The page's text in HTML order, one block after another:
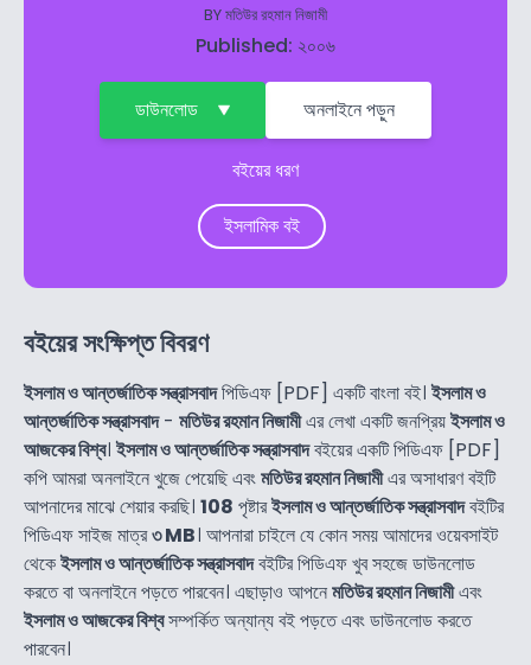
BYমতিউর রহমান নিজামী
Published: ২০০৬
ডাউনলোড অনলাইনে পড়ুন
বইয়ের ধরণ
ইসলামিক বই
বইয়ের সংক্ষিপ্ত বিবরণ
ইসলাম ও আন্তর্জাতিক সন্ত্রাসবাদপিডিএফ [PDF] একটি বাংলা বই। ইসলাম ও
আন্তর্জাতিক সন্ত্রাসবাদ- মতিউর রহমান নিজামীএর লেখা একটি জনপ্রিয়ইসলাম ও
আজকের বিশ্ব। ইসলাম ও আন্তর্জাতিক সন্ত্রাসবাদবইয়ের একটি পিডিএফ [PDF]
কপি আমরা অনলাইনে খুজে পেয়েছি এবংমতিউর রহমান নিজামীএর অসাধারণ বইটি
আপনাদের মাঝে শেয়ার করছি। 108 পৃষ্টারইসলাম ও আন্তর্জাতিক সন্ত্রাসবাদবইটির
পিডিএফ সাইজ মাত্র৩ MB। আপনারা চাইলে যে কোন সময় আমাদের ওয়েবসাইট
থেকেইসলাম ও আন্তর্জাতিক সন্ত্রাসবাদবইটির পিডিএফ খুব সহজে ডাউনলোড
করতে বা অনলাইনে পড়তে পারবেন। এছাড়াও আপনেমতিউর রহমান নিজামীএবং
ইসলাম ও আজকের বিশ্বসম্পর্কিত অন্যান্য বই পড়তে এবং ডাউনলোড করতে
পারবেন।